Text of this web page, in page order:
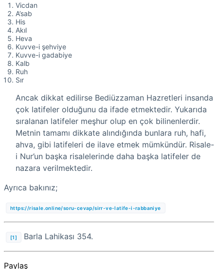
Vicdan
A’sab
His
Akıl
Heva
Kuvve-i şehviye
Kuvve-i gadabiye
Kalb
Ruh
Sır
Ancak dikkat edilirse Bediüzzaman Hazretleri insanda
çok latifeler olduğunu da ifade etmektedir. Yukarıda
sıralanan latifeler meşhur olup en çok bilinenlerdir.
Metnin tamamı dikkate alındığında bunlara ruh, hafi,
ahva, gibi latifeleri de ilave etmek mümkündür. Risale-
i Nur’un başka risalelerinde daha başka latifeler de
nazara verilmektedir.
Ayrıca bakınız;
https://risale.online/soru-cevap/sirr-ve-latife-i-rabbaniye
[1] Barla Lahikası 354.
Paylaş